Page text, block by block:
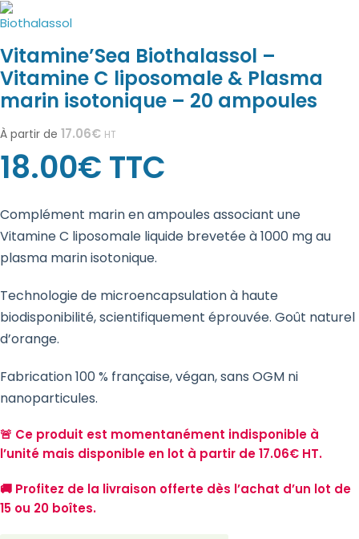
Vitamine’Sea Biothalassol –
Vitamine C liposomale & Plasma
marin isotonique – 20 ampoules
À partir de 17.06€ HT
18.00€ TTC
Complément marin en ampoules associant une
Vitamine C liposomale liquide brevetée à 1000 mg au
plasma marin isotonique.
Technologie de microencapsulation à haute
biodisponibilité, scientifiquement éprouvée. Goût naturel
d’orange.
Fabrication 100 % française, végan, sans OGM ni
nanoparticules.
🚨 Ce produit est momentanément indisponible à
l’unité mais disponible en lot à partir de 17.06€ HT.
🚚 Profitez de la livraison offerte dès l’achat d’un lot de
15 ou 20 boîtes.